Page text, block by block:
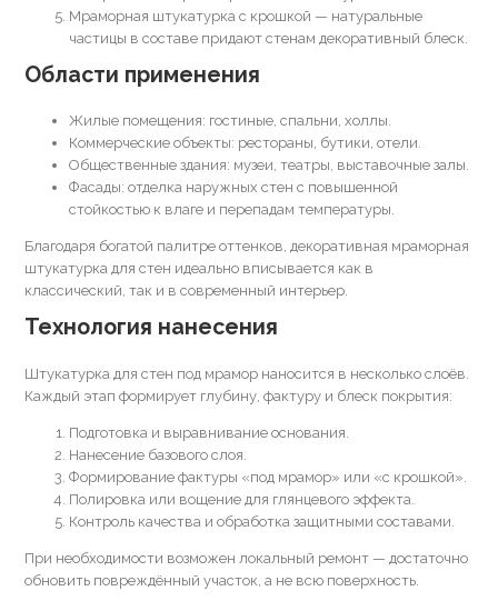
Мраморная штукатурка с крошкой — натуральные
частицы в составе придают стенам декоративный блеск.
Области применения
Жилые помещения: гостиные, спальни, холлы.
Коммерческие объекты: рестораны, бутики, отели.
Общественные здания: музеи, театры, выставочные залы.
Фасады: отделка наружных стен с повышенной
стойкостью к влаге и перепадам температуры.
Благодаря богатой палитре оттенков, декоративная мраморная
штукатурка для стен идеально вписывается как в
классический, так и в современный интерьер.
Технология нанесения
Штукатурка для стен под мрамор наносится в несколько слоёв.
Каждый этап формирует глубину, фактуру и блеск покрытия:
Подготовка и выравнивание основания.
Нанесение базового слоя.
Формирование фактуры «под мрамор» или «с крошкой».
Полировка или вощение для глянцевого эффекта.
Контроль качества и обработка защитными составами.
При необходимости возможен локальный ремонт — достаточно
обновить повреждённый участок, а не всю поверхность.